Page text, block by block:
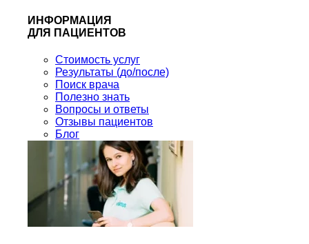
ИНФОРМАЦИЯ
ДЛЯ ПАЦИЕНТОВ
Стоимость услуг
Результаты (до/после)
Поиск врача
Полезно знать
Вопросы и ответы
Отзывы пациентов
Блог